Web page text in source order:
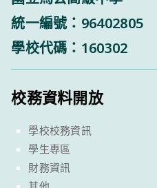
統一編號：96402805
學校代碼：160302
校務資料開放
學校校務資訊
學生專區
財務資訊